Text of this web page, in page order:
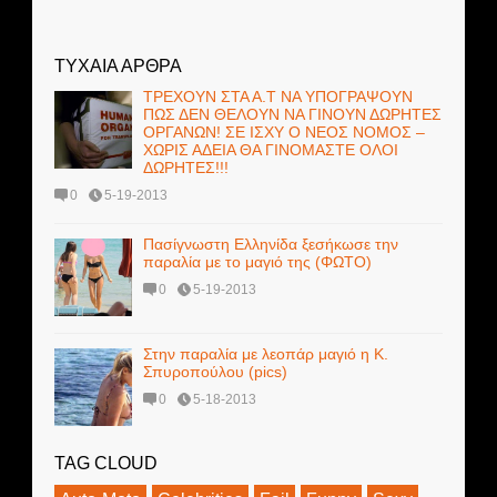
ΤΥΧΑΙΑ ΑΡΘΡΑ
ΤΡΕΧΟΥΝ ΣΤΑ Α.Τ ΝΑ ΥΠΟΓΡΑΨΟΥΝ
ΠΩΣ ΔΕΝ ΘΕΛΟΥΝ ΝΑ ΓΙΝΟΥΝ ΔΩΡΗΤΕΣ
ΟΡΓΑΝΩΝ! ΣΕ ΙΣΧΥ Ο ΝΕΟΣ ΝΟΜΟΣ –
ΧΩΡΙΣ ΑΔΕΙΑ ΘΑ ΓΙΝΟΜΑΣΤΕ ΟΛΟΙ
ΔΩΡΗΤΕΣ!!!
0 5-19-2013
Πασίγνωστη Ελληνίδα ξεσήκωσε την
παραλία με το μαγιό της (ΦΩΤΟ)
0 5-19-2013
Στην παραλία με λεοπάρ μαγιό η Κ.
Σπυροπούλου (pics)
0 5-18-2013
TAG CLOUD